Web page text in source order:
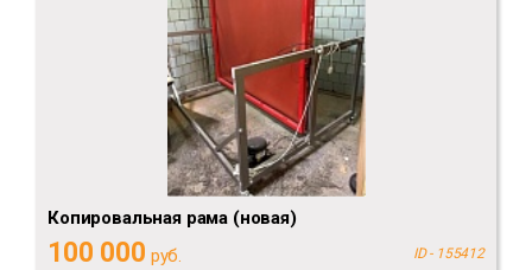
Копировальная рама (новая)
100 000 руб. ID - 155412